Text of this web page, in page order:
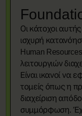
Οι κάτοχοι
ισχυρή
Human
λειτουργιών
Είναι ικανοί να
τομείς όπως η
διαχείριση
συμμόρφωση.